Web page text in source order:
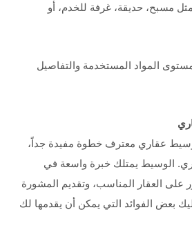
مسبح، حديقة، غرفة للخدم، أو
المواد المستخدمة والتفاصيل
عقاري معترف خطوة مفيدة جداً،
الوسيط يمتلك خبرة واسعة في
العقار المناسب، وتقديم المشورة
بعض الفوائد التي يمكن أن يقدمها لك